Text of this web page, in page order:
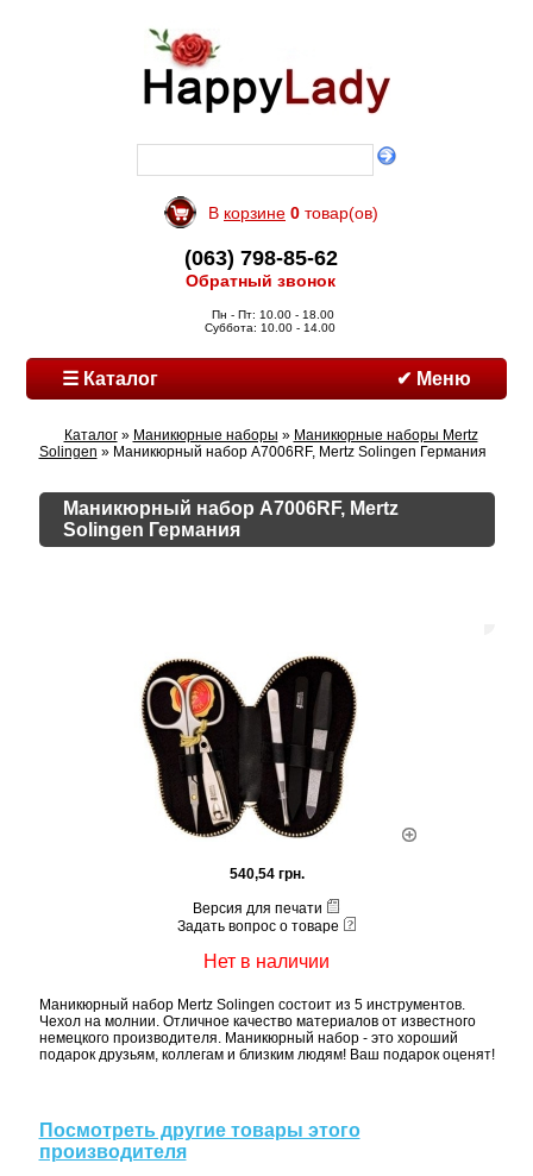
В корзине 0 товар(ов)
(063) 798-85-62
Обратный звонок
Пн - Пт: 10.00 - 18.00
Суббота: 10.00 - 14.00
☰ Каталог ✔ Меню
Каталог» Маникюрные наборы » Маникюрные наборы Mertz
Solingen » Маникюрный набор A7006RF, Mertz Solingen Германия
Маникюрный набор A7006RF, Mertz
Solingen Германия
540,54 грн.
Версия для печати
Задать вопрос о товаре
Нет в наличии
Маникюрный набор Mertz Solingen состоит из 5 инструментов.
Чехол на молнии. Отличное качество материалов от известного
немецкого производителя. Маникюрный набор - это хороший
подарок друзьям, коллегам и близким людям! Ваш подарок оценят!
Посмотреть другие товары этого
производителя